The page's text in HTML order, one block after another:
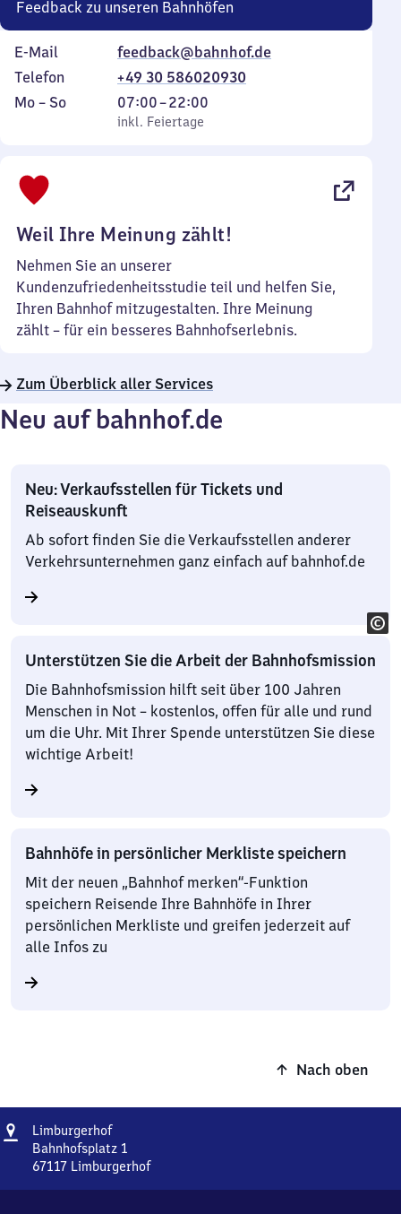
Feedback zu unseren Bahnhöfen
E-Mail
feedback@bahnhof.de
Telefon
+49 30 586020930
Montag
Mo – So,
inkl. Feiertage
07:00–22:00
Von
7
inkl. Feiertage
Weil Ihre Meinung zählt!
Nehmen Sie an unserer
Kundenzufriedenheitsstudie teil und helfen Sie,
Ihren Bahnhof mitzugestalten. Ihre Meinung
zählt – für ein besseres Bahnhofserlebnis.
Zum Überblick aller Services
Neu auf bahnhof.de
Neu: Verkaufsstellen für Tickets und
Reiseauskunft
Ab sofort finden Sie die Verkaufsstellen anderer
Verkehrsunternehmen ganz einfach auf bahnhof.de
Unterstützen Sie die Arbeit der Bahnhofsmission
Die Bahnhofsmission hilft seit über 100 Jahren
Menschen in Not – kostenlos, offen für alle und rund
um die Uhr. Mit Ihrer Spende unterstützen Sie diese
wichtige Arbeit!
Bahnhöfe in persönlicher Merkliste speichern
Mit der neuen „Bahnhof merken“-Funktion
speichern Reisende Ihre Bahnhöfe in Ihrer
persönlichen Merkliste und greifen jederzeit auf
alle Infos zu
Nach oben
Adresse
LimburgerhofLimburgerhof
Bahnhofsplatz 1
67117 Limburgerhof